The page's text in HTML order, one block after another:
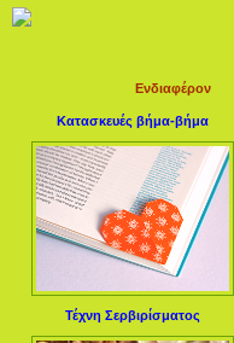
Ενδιαφέρον
Κατασκευές βήμα-βήμα
Τέχνη Σερβιρίσματος